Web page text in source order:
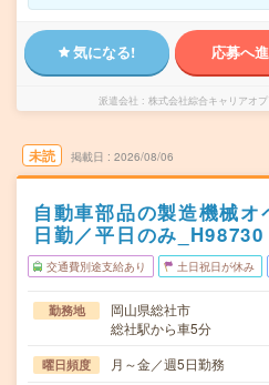
気になる! 応募へ
派遣会社 株式会社綜合キャリアオ
未読 掲載日 2026/08/06
自動車部品の製造機械オ
日勤／平日のみ_H98730
交通費別途支給あり 土日祝日が休み
勤務地
岡山県総社市
総社駅から車5分
曜日頻度 月～金／週5日勤務